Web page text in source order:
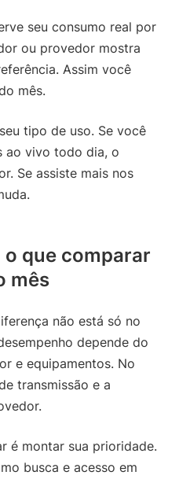
seu consumo real por
ou provedor mostra
Assim você
mês.
tipo de uso. Se você
ao vivo todo dia, o
Se assiste mais nos
que comparar
mês
não está só no
depende do
e equipamentos. No
transmissão e a
é montar sua prioridade.
busca e acesso em